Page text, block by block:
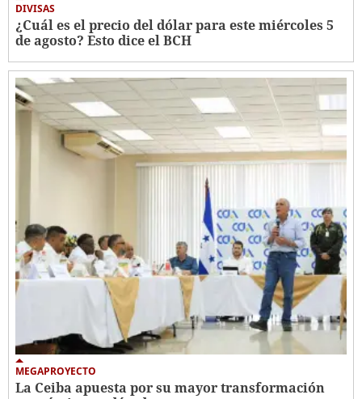
DIVISAS
¿Cuál es el precio del dólar para este miércoles 5
de agosto? Esto dice el BCH
MEGAPROYECTO
La Ceiba apuesta por su mayor transformación